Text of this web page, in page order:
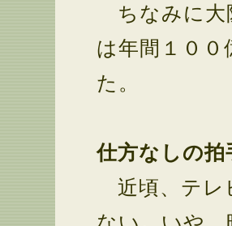
ちなみに大
は年間１０
た。
仕方なしの拍
近頃、テレ